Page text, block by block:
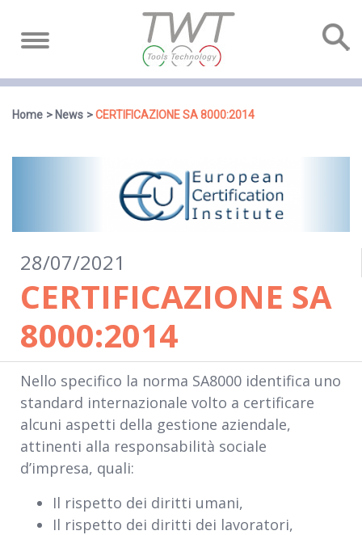
Home News CERTIFICAZIONE SA 8000:2014
28/07/2021
CERTIFICAZIONE SA
8000:2014
Nello specifico la norma SA8000 identifica uno
standard internazionale volto a certificare
alcuni aspetti della gestione aziendale,
attinenti alla responsabilità sociale
d’impresa, quali:
Il rispetto dei diritti umani,
Il rispetto dei diritti dei lavoratori,